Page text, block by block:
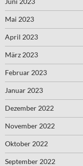
Mai 2023
April 2023
März 2023
Februar 2023
Januar 2023
Dezember 2022
November 2022
Oktober 2022
September 2022